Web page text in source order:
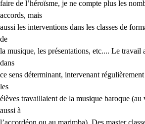
faire de l’héroïsme, je ne compte plus les
accords, mais
aussi les interventions dans les classes de
de
la musique, les présentations, etc.... Le travail
dans
ce sens déterminant, intervenant
les
élèves travaillaient de la musique baroque
aussi à
l’accordéon ou au marimba). Des master